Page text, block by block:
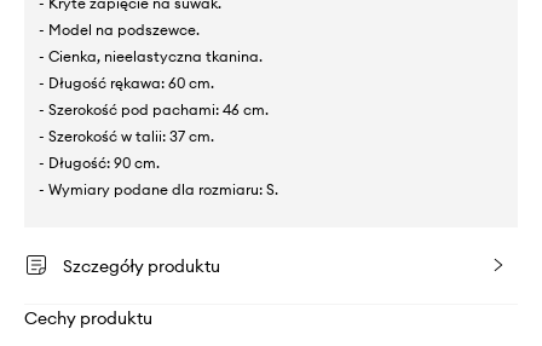
- Model na podszewce.
- Cienka, nieelastyczna tkanina.
- Długość rękawa: 60 cm.
- Szerokość pod pachami: 46 cm.
- Szerokość w talii: 37 cm.
- Długość: 90 cm.
- Wymiary podane dla rozmiaru: S.
Szczegóły produktu
Cechy produktu